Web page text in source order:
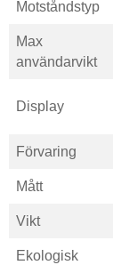
Motståndstyp
Max
användarvikt
Display
Förvaring
Mått
Vikt
Ekologisk